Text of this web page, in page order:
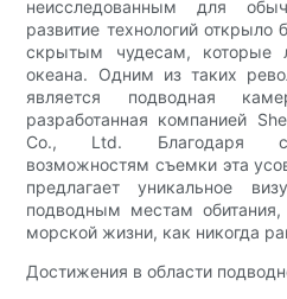
неисследованным для
развитие технологий открыло
скрытым чудесам, которые
океана. Одним из таких
является подводная
разработанная компанией
Co., Ltd. Благодаря
возможностям съемки эта
предлагает уникальное
подводным местам
морской жизни, как никогда
Достижения в области